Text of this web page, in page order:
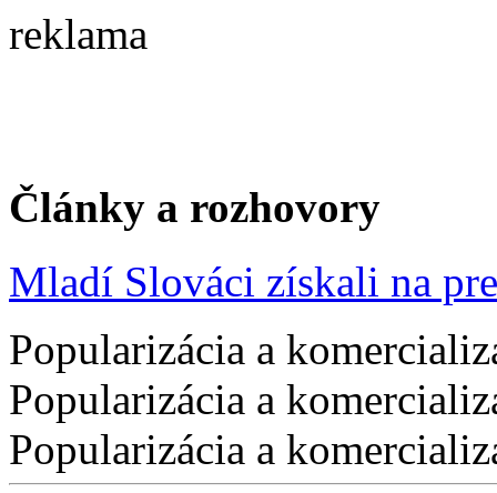
reklama
Články a rozhovory
Mladí Slováci získali na
Popularizácia a
Popularizácia a
Popularizácia a